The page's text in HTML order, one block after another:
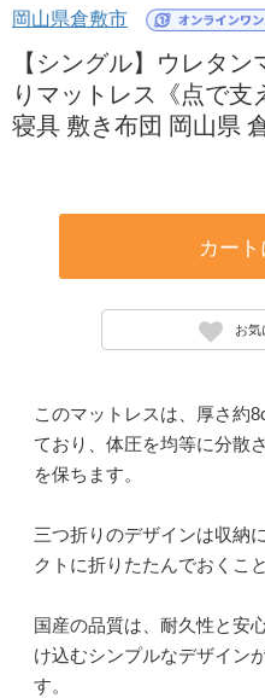
岡山県倉敷市
【シングル】ウレタ
りマットレス《点で支
寝具 敷き布団 岡山県
カー
お気
このマットレスは、厚さ約
ており、体圧を均等に分散
を保ちます。
三つ折りのデザインは収納
クトに折りたたんでおくこ
国産の品質は、耐久性と安
け込むシンプルなデザイン
す。